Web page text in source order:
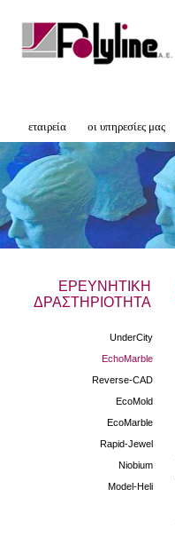
εταιρεία οι υπηρεσίες μας
ΕΡΕΥΝΗΤΙΚΗ
ΔΡΑΣΤΗΡΙΟΤΗΤΑ
UnderCity
EchoMarble
Reverse-CAD
EcoMold
EcoMarble
Rapid-Jewel
Niobium
Model-Heli